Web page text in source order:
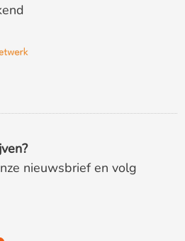
nieuwsbrief en volg